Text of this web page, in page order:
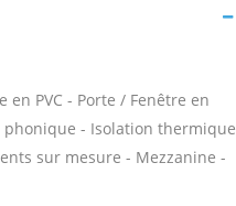
PVC - Porte / Fenêtre en
- Isolation thermique
sur mesure - Mezzanine -